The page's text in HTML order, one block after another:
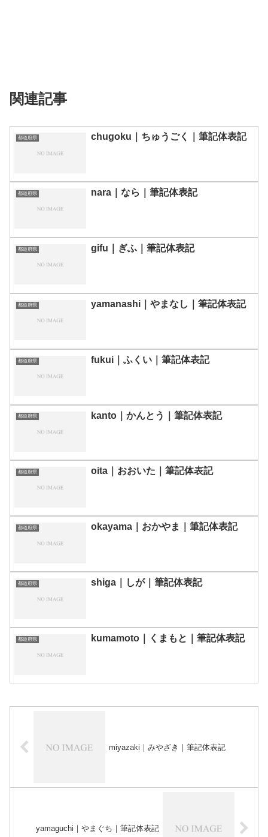
関連記事
都道府県 chugoku｜ちゅうごく｜筆記体表記
都道府県 nara｜なら｜筆記体表記
都道府県 gifu｜ぎふ｜筆記体表記
都道府県 yamanashi｜やまなし｜筆記体表記
都道府県 fukui｜ふくい｜筆記体表記
都道府県 kanto｜かんとう｜筆記体表記
都道府県 oita｜おおいた｜筆記体表記
都道府県 okayama｜おかやま｜筆記体表記
都道府県 shiga｜しが｜筆記体表記
都道府県 kumamoto｜くまもと｜筆記体表記
miyazaki｜みやざき｜筆記体表記
yamaguchi｜やまぐち｜筆記体表記